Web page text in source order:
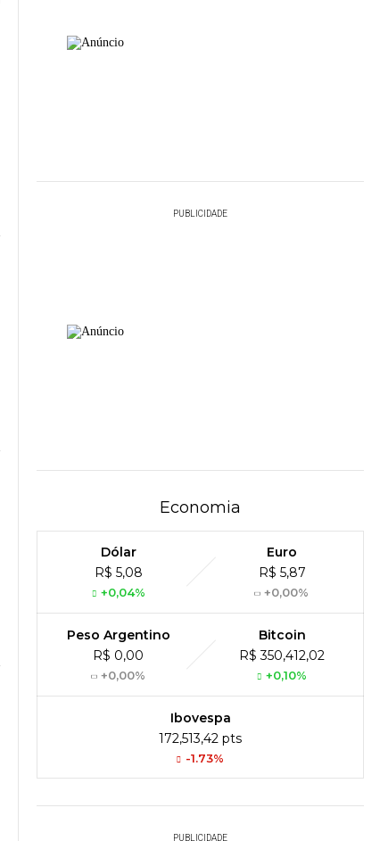
PUBLICIDADE
Economia
Dólar
R$ 5,08
+0,04%
Euro
R$ 5,87
+0,00%
Peso Argentino
R$ 0,00
+0,00%
Bitcoin
R$ 350,412,02
+0,10%
Ibovespa
172,513,42 pts
-1.73%
PUBLICIDADE